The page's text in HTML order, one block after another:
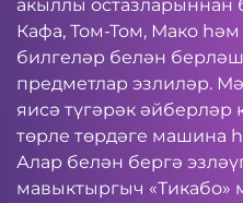
акыллы остазларыннан
Кафа, Том-Том, Мако
билгеләр белән
предметлар эзлиләр.
яисә түгәрәк
төрле төрдәге машина
Алар белән бергә
мавыктыргыч «Тикабо»